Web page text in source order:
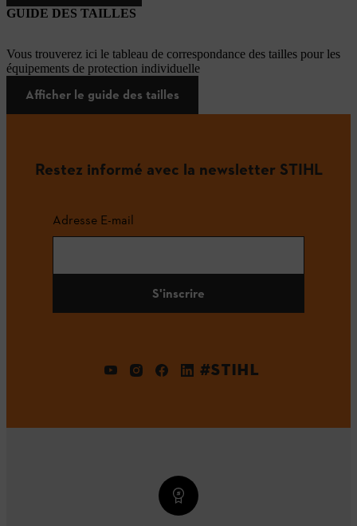
GUIDE DES TAILLES
Vous trouverez ici le tableau de correspondance des tailles pour les
équipements de protection individuelle
Afficher le guide des tailles
Restez informé avec la newsletter STIHL
Adresse E-mail
S'inscrire
#STIHL